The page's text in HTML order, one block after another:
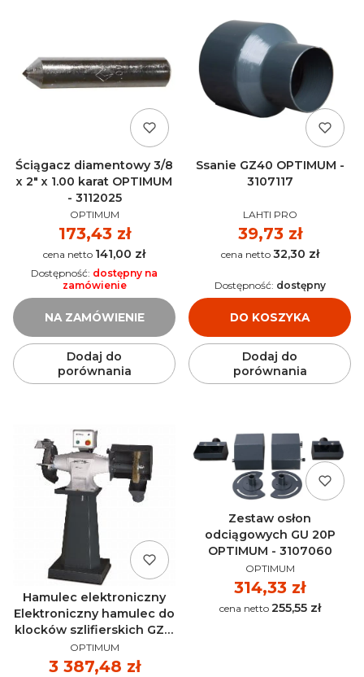
Ściągacz diamentowy 3/8
x 2" x 1.00 karat OPTIMUM
- 3112025
PRODUCENT
OPTIMUM
Cena
173,43 zł
Cena 141,00 zł
NA ZAMÓWIENIE
Dostępność: dostępny na
zamówienie
Dodaj do
porównania
Ssanie GZ40 OPTIMUM -
3107117
PRODUCENT
LAHTI PRO
Cena
39,73 zł
Cena 32,30 zł
DO KOSZYKA
Dostępność: dostępny
Dodaj do
porównania
Hamulec elektroniczny
Elektroniczny hamulec do
klocków szlifierskich GZ z
przystawką OPTIMUM -
3091099
PRODUCENT
OPTIMUM
Cena
3 387,48 zł
Zestaw osłon
odciągowych GU 20P
OPTIMUM - 3107060
PRODUCENT
OPTIMUM
Cena
314,33 zł
Cena 255,55 zł